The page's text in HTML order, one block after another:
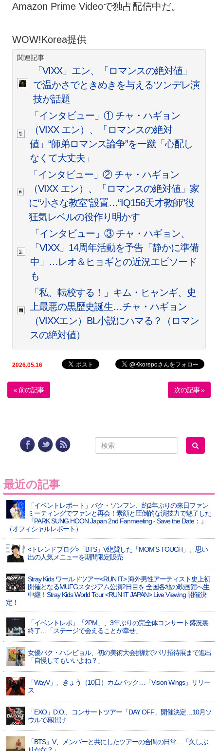
Amazon Prime Videoで独占配信中だ。
WOW!Korea提供
関連記事
「VIXX」エン、「ロマンスの絶対値」
で温かさでときめきを与えるツンデレ演
技が話題
「インタビュー」① チャ・ハギョン
（VIXX エン）、「ロマンスの絶対
値」“師弟ロマンス論争”を一蹴「心配し
なくて大丈夫」
「インタビュー」② チャ・ハギョン
（VIXX エン）、「ロマンスの絶対値」家
に“小さな教室”設置…“IQ156天才教師”役
狂気レベルの役作り明かす
「インタビュー」③ チャ・ハギョン、
「VIXX」14周年活動を予告「静かに準備
中」…レオ＆ヒョギとの近況エピソード
も
「私、転校する！」キム・ヒャンギ、史
上最悪の黒歴史誕生…チャ・ハギョン
（VIXXエン）BL小説にハマる？（ロマン
スの絶対値）
2026.05.16
« 前の記事 次の記事 »
最近の記事
「イベントレポート」パク・ソンフン、約2年ぶりの来日ファン
ミーティングでファンと再会！素顔と圧倒的な演技力で魅了した
『PARK SUNG HOON Japan 2nd Fanmeeting - Save the Date：』
（オフィシャルレポート）
<トレンドブログ>「BTS」V絶賛した「MOM'S TOUCH」、思い
出の人気メニューを期間限定販売
Stray Kids ワールドツアー<RUN IT> 海外男性アーティスト史上初
開催となるMUFGスタジアム公演2日目を 全国各地の映画館へ生
中継！Stray Kids World Tour <RUN IT JAPAN> Live Viewing 開催決
定！
「イベントレポ」「2PM」、3年ぶりの完全体コンサート盛況裏
終了…「ステージで会えることが幸せ」
女優パク・ハンビョル、初の美術大会挑戦でパリ招待展まで進出
「自慢してもいいよね？」
「WayV」、きょう（10日）カムバック…「Vision Wings」リリー
ス
「EXO」D.O.、コンサートツアー「DAY OFF」開催決定…10月ソ
ウルで幕開け
「BTS」V、メンバーと共にしたツアーの合間の日常…「久しぶ